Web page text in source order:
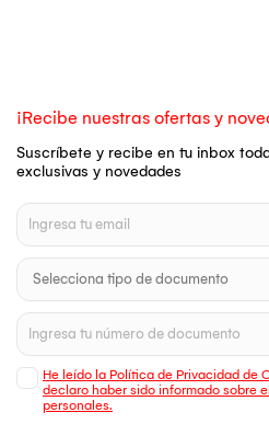
¡Recibe nuestras ofertas y
Suscríbete y recibe en tu inbox
exclusivas y novedades
He leído la Política de Privacidad de
declaro haber sido informado sobre
personales.